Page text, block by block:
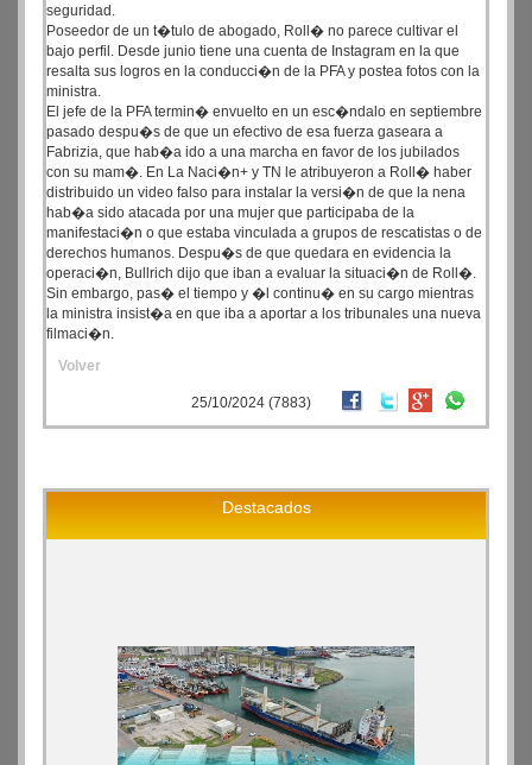
seguridad.
Poseedor de un t�tulo de abogado, Roll� no parece cultivar el
bajo perfil. Desde junio tiene una cuenta de Instagram en la que
resalta sus logros en la conducci�n de la PFA y postea fotos con la
ministra.
El jefe de la PFA termin� envuelto en un esc�ndalo en septiembre
pasado despu�s de que un efectivo de esa fuerza gaseara a
Fabrizia, que hab�a ido a una marcha en favor de los jubilados
con su mam�. En La Naci�n+ y TN le atribuyeron a Roll� haber
distribuido un video falso para instalar la versi�n de que la nena
hab�a sido atacada por una mujer que participaba de la
manifestaci�n o que estaba vinculada a grupos de rescatistas o de
derechos humanos. Despu�s de que quedara en evidencia la
operaci�n, Bullrich dijo que iban a evaluar la situaci�n de Roll�.
Sin embargo, pas� el tiempo y �l continu� en su cargo mientras
la ministra insist�a en que iba a aportar a los tribunales una nueva
filmaci�n.
Volver
25/10/2024 (7883)
Destacados